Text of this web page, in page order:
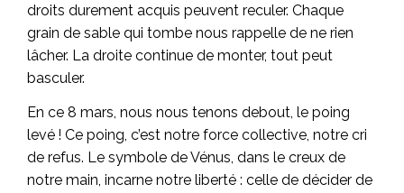
droits durement acquis peuvent reculer. Chaque
grain de sable qui tombe nous rappelle de ne rien
lâcher. La droite continue de monter, tout peut
basculer.
En ce 8 mars, nous nous tenons debout, le poing
levé ! Ce poing, c’est notre force collective, notre cri
de refus. Le symbole de Vénus, dans le creux de
notre main, incarne notre liberté : celle de décider de